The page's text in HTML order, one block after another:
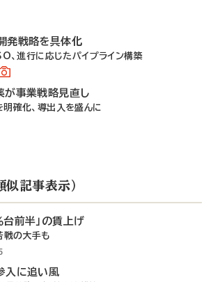
発戦略を具体化
、進行に応じたパイプライン構築
が事業戦略見直し
確化、導出入を盛んに
似記事表示）
台前半」の賃上げ
戦の大手も
入に追い風